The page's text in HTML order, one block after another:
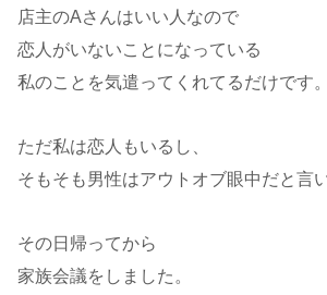
店主のAさんはいい人なので
恋人がいないことになっている
私のことを気遣ってくれてるだけです。
ただ私は恋人もいるし、
そもそも男性はアウトオブ眼中だと言
その日帰ってから
家族会議をしました。